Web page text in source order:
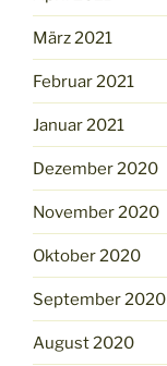
März 2021
Februar 2021
Januar 2021
Dezember 2020
November 2020
Oktober 2020
September 2020
August 2020